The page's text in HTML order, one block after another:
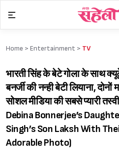
content
Home > Entertainment > TV
भारती सिंह के बेटे गोला के साथ
बनर्जी की नन्ही बेटी लियाना,
सोशल मीडिया की सबसे प्यारी
Debina Bonnerjee’s
Singh’s Son Laksh With
Adorable Photo)